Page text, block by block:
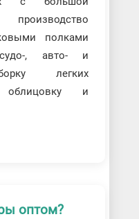
производство
полками
, авто- и
легких
облицовку и
оптом?